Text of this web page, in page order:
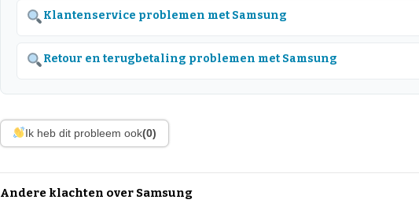
Klantenservice problemen met Samsung
Retour en terugbetaling problemen met Samsung
Ik heb dit probleem ook(0)
Andere klachten over Samsung